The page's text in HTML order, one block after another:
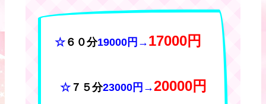
☆６０分19000円 → 17000円
☆７５分23000円 →20000円